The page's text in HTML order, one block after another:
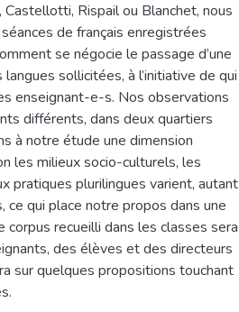
Rispail ou Blanchet, nous
de français enregistrées
se négocie le passage d’une
sollicitées, à l’initiative de qui
enseignant-e-s. Nos observations
différents, dans deux quartiers
à notre étude une dimension
les milieux socio-culturels, les
pratiques plurilingues varient, autant
ce qui place notre propos dans une
recueilli dans les classes sera
des élèves et des directeurs
sur quelques propositions touchant